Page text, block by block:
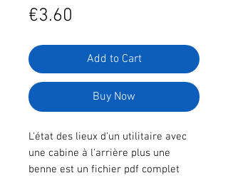
€3.60
Add to Cart
Buy Now
L'état des lieux d'un utilitaire avec
une cabine à l'arrière plus une
benne est un fichier pdf complet